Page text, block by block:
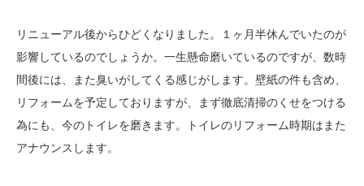
リニューアル後からひどくなりました。１ヶ月半休んでいたのが
影響しているのでしょうか。一生懸命磨いているのですが、数時
間後には、また臭いがしてくる感じがします。壁紙の件も含め、
リフォームを予定しておりますが、まず徹底清掃のくせをつける
為にも、今のトイレを磨きます。トイレのリフォーム時期はまた
アナウンスします。